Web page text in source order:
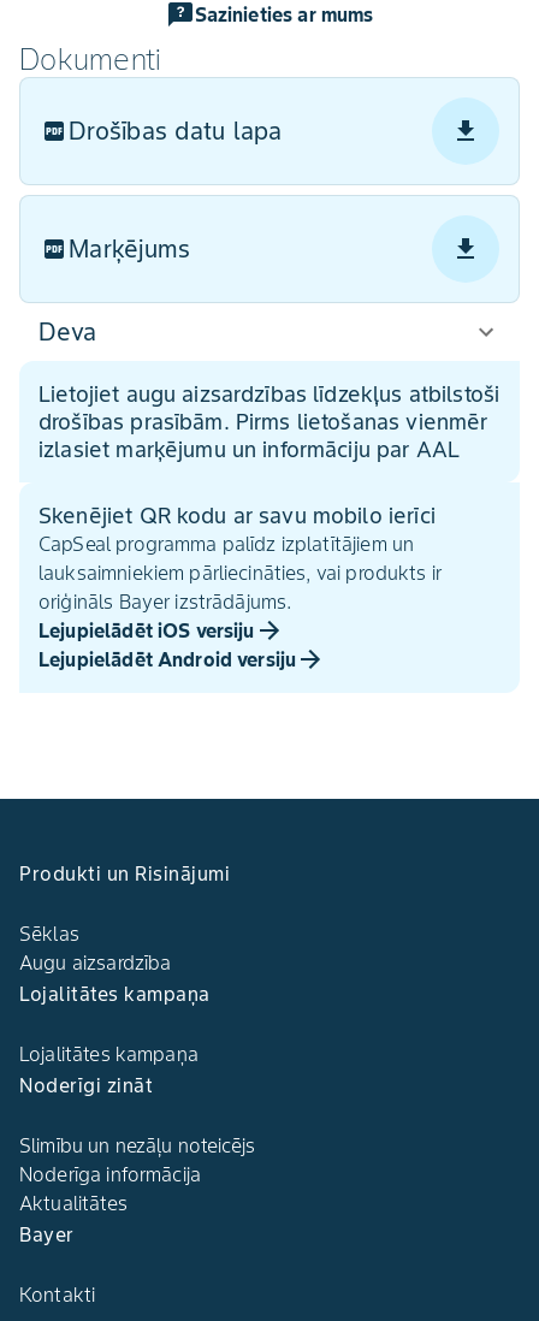
Sazinieties ar mums
Dokumenti
Drošības datu lapa
Marķējums
Deva
Lietojiet augu aizsardzības līdzekļus atbilstoši
drošības prasībām. Pirms lietošanas vienmēr
izlasiet marķējumu un informāciju par AAL
Skenējiet QR kodu ar savu mobilo ierīci
CapSeal programma palīdz izplatītājiem un
lauksaimniekiem pārliecināties, vai produkts ir
oriģināls Bayer izstrādājums.
Lejupielādēt iOS versiju
Lejupielādēt Android versiju
Produkti un Risinājumi
Sēklas
Augu aizsardzība
Lojalitātes kampaņa
Lojalitātes kampaņa
Noderīgi zināt
Slimību un nezāļu noteicējs
Noderīga informācija
Aktualitātes
Bayer
Kontakti